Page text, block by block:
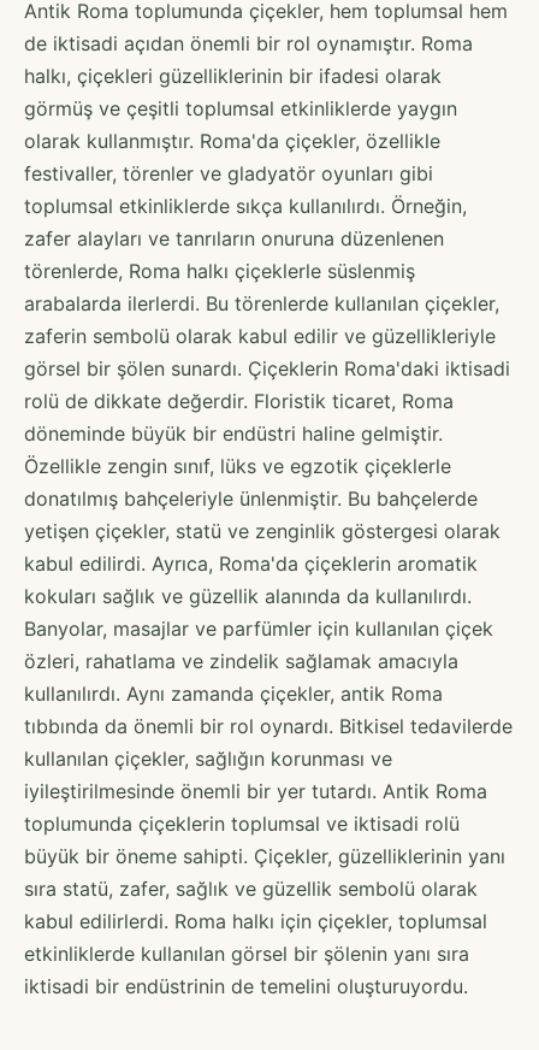
Antik Roma toplumunda çiçekler, hem toplumsal hem
de iktisadi açıdan önemli bir rol oynamıştır. Roma
halkı, çiçekleri güzelliklerinin bir ifadesi olarak
görmüş ve çeşitli toplumsal etkinliklerde yaygın
olarak kullanmıştır. Roma'da çiçekler, özellikle
festivaller, törenler ve gladyatör oyunları gibi
toplumsal etkinliklerde sıkça kullanılırdı. Örneğin,
zafer alayları ve tanrıların onuruna düzenlenen
törenlerde, Roma halkı çiçeklerle süslenmiş
arabalarda ilerlerdi. Bu törenlerde kullanılan çiçekler,
zaferin sembolü olarak kabul edilir ve güzellikleriyle
görsel bir şölen sunardı. Çiçeklerin Roma'daki iktisadi
rolü de dikkate değerdir. Floristik ticaret, Roma
döneminde büyük bir endüstri haline gelmiştir.
Özellikle zengin sınıf, lüks ve egzotik çiçeklerle
donatılmış bahçeleriyle ünlenmiştir. Bu bahçelerde
yetişen çiçekler, statü ve zenginlik göstergesi olarak
kabul edilirdi. Ayrıca, Roma'da çiçeklerin aromatik
kokuları sağlık ve güzellik alanında da kullanılırdı.
Banyolar, masajlar ve parfümler için kullanılan çiçek
özleri, rahatlama ve zindelik sağlamak amacıyla
kullanılırdı. Aynı zamanda çiçekler, antik Roma
tıbbında da önemli bir rol oynardı. Bitkisel tedavilerde
kullanılan çiçekler, sağlığın korunması ve
iyileştirilmesinde önemli bir yer tutardı. Antik Roma
toplumunda çiçeklerin toplumsal ve iktisadi rolü
büyük bir öneme sahipti. Çiçekler, güzelliklerinin yanı
sıra statü, zafer, sağlık ve güzellik sembolü olarak
kabul edilirlerdi. Roma halkı için çiçekler, toplumsal
etkinliklerde kullanılan görsel bir şölenin yanı sıra
iktisadi bir endüstrinin de temelini oluşturuyordu.